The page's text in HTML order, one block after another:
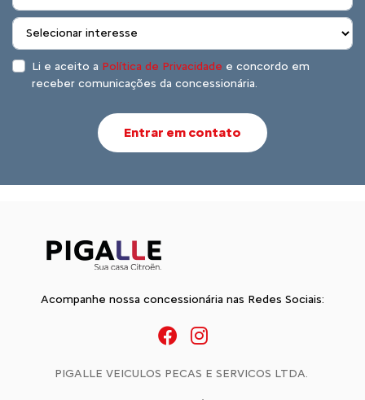
Li e aceito a Política de Privacidade e concordo em
receber comunicações da concessionária.
Entrar em contato
Acompanhe nossa concessionária nas Redes Sociais:
PIGALLE VEICULOS PECAS E SERVICOS LTDA.